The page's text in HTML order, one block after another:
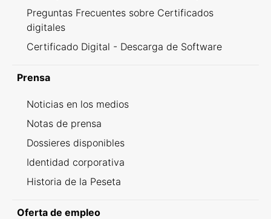
Preguntas Frecuentes sobre Certificados
digitales
Certificado Digital - Descarga de Software
Prensa
Noticias en los medios
Notas de prensa
Dossieres disponibles
Identidad corporativa
Historia de la Peseta
Oferta de empleo